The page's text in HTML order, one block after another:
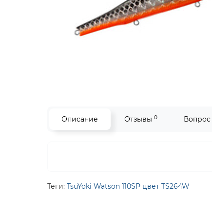
Описание Отзывы 0 Вопрос
Теги: TsuYoki Watson 110SP цвет TS264W